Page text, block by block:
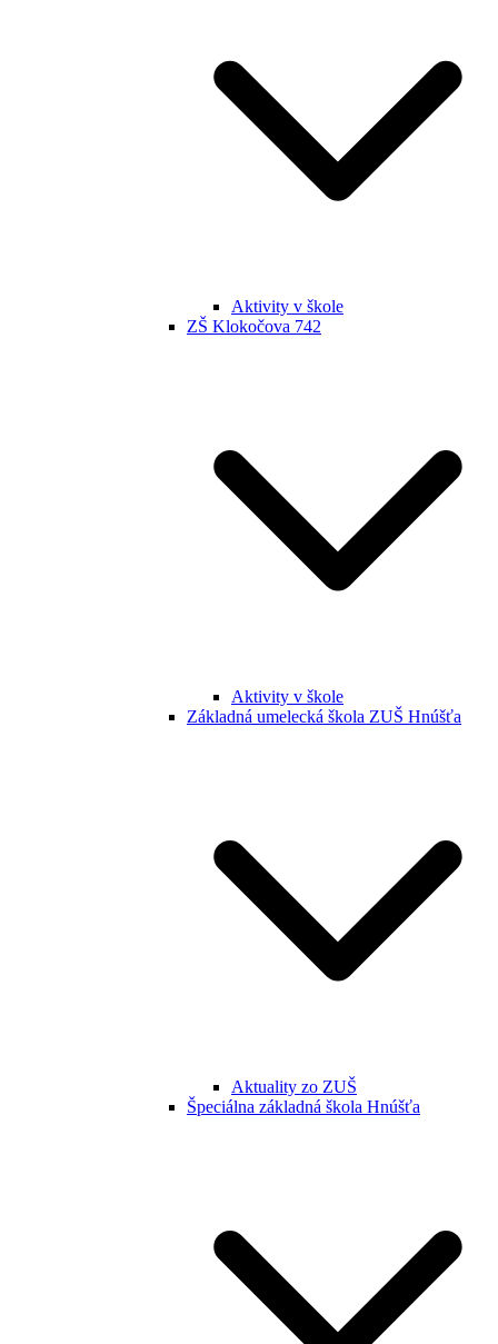
Aktivity v škole
ZŠ Klokočova 742
Aktivity v škole
Základná umelecká škola ZUŠ Hnúšťa
Aktuality zo ZUŠ
Špeciálna základná škola Hnúšťa